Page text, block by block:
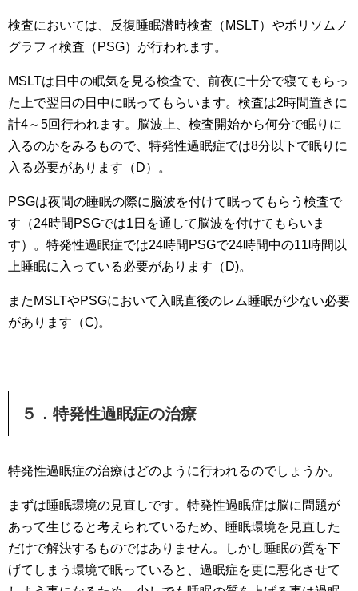
検査においては、反復睡眠潜時検査（MSLT）やポリソムノ
グラフィ検査（PSG）が行われます。
MSLTは日中の眠気を見る検査で、前夜に十分で寝てもらっ
た上で翌日の日中に眠ってもらいます。検査は2時間置きに
計4～5回行われます。脳波上、検査開始から何分で眠りに
入るのかをみるもので、特発性過眠症では8分以下で眠りに
入る必要があります（D）。
PSGは夜間の睡眠の際に脳波を付けて眠ってもらう検査で
す（24時間PSGでは1日を通して脳波を付けてもらいま
す）。特発性過眠症では24時間PSGで24時間中の11時間以
上睡眠に入っている必要があります（D)。
またMSLTやPSGにおいて入眠直後のレム睡眠が少ない必要
があります（C)。
５．特発性過眠症の治療
特発性過眠症の治療はどのように行われるのでしょうか。
まずは睡眠環境の見直しです。特発性過眠症は脳に問題が
あって生じると考えられているため、睡眠環境を見直した
だけで解決するものではありません。しかし睡眠の質を下
げてしまう環境で眠っていると、過眠症を更に悪化させて